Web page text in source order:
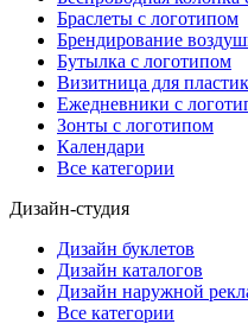
Браслеты с логотипом
Брендирование
Бутылка с логотипом
Визитница для
Ежедневники с
Зонты с логотипом
Календари
Все категории
Дизайн-студия
Дизайн буклетов
Дизайн каталогов
Дизайн наружной
Все категории